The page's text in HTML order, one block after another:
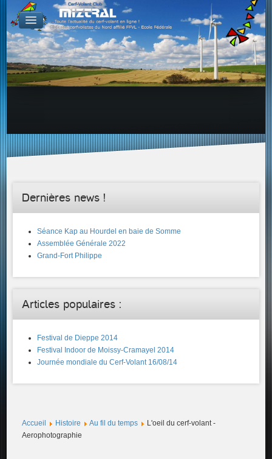
De par le monde
GALERIES
Galerie Photo
Galerie KAP
Galerie Vidéo
Proposer un lien sur votre site Web
Proposer un nouveau lien !
Dernières news !
Séance Kap au Hourdel en baie de Somme
Assemblée Générale 2022
Grand-Fort Philippe
Articles populaires :
Festival de Dieppe 2014
Festival Indoor de Moissy-Cramayel 2014
Journée mondiale du Cerf-Volant 16/08/14
Accueil Histoire Au fil du temps
L'oeil du cerf-volant -
Aerophotographie